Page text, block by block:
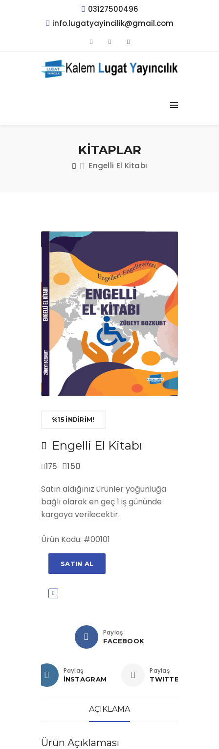
03127500496
info.lugatyayincilik@gmail.com
KİTAPLAR
Engelli El Kitabı
%15 İNDİRİM!
Engelli El Kitabı
175 150
Satın aldığınız ürünler yoğunluğa
bağlı olarak en geç 1 iş gününde
kargoya verilecektir.
Ürün Kodu: #00101
SATIN AL
Paylaş
FACEBOOK
Paylaş
İNSTAGRAM
Paylaş
TWITTER
AÇIKLAMA
Ürün Açıklaması